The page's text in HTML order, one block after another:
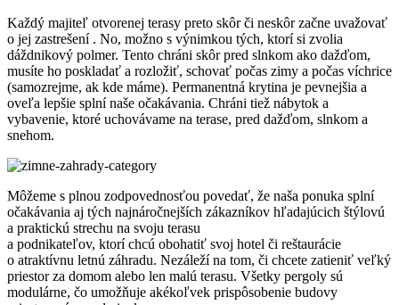
Každý majiteľ otvorenej terasy preto skôr či neskôr začne uvažovať
o jej zastrešení . No, možno s výnimkou tých, ktorí si zvolia
dáždnikový polmer. Tento chráni skôr pred slnkom ako dažďom,
musíte ho poskladať a rozložiť, schovať počas zimy a počas víchrice
(samozrejme, ak kde máme). Permanentná krytina je pevnejšia a
oveľa lepšie splní naše očakávania. Chráni tiež nábytok a
vybavenie, ktoré uchovávame na terase, pred dažďom, slnkom a
snehom.
Môžeme s plnou zodpovednosťou povedať, že naša ponuka splní
očakávania aj tých najnáročnejších zákazníkov hľadajúcich štýlovú
a praktickú strechu na svoju terasu
a podnikateľov, ktorí chcú obohatiť svoj hotel či reštaurácie
o atraktívnu letnú záhradu. Nezáleží na tom, či chcete zatieniť veľký
priestor za domom alebo len malú terasu. Všetky pergoly sú
modulárne, čo umožňuje akékoľvek prispôsobenie budovy